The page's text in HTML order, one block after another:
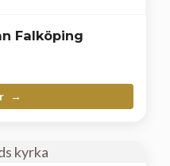
Falköping